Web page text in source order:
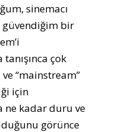
sinemacı
güvendiğim bir
çok
“mainstream”
için
ne kadar duru ve
görünce